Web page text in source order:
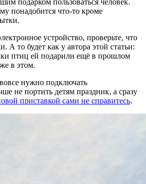
понадобится что-то кроме
устройство, проверьте, что
А то будет как у автора этой статьи:
птиц ей подарили ещё в прошлом
в этом.
нужно подключать
не портить детям праздник, а сразу
приставкой сами не справитесь.